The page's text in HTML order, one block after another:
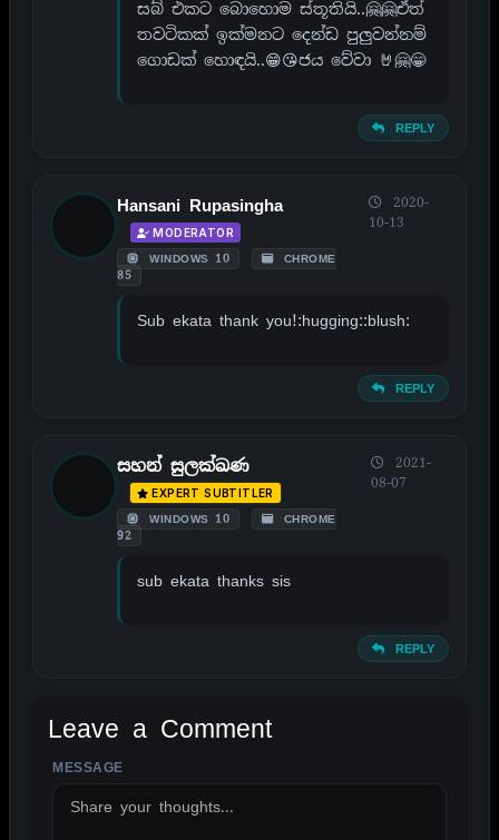
සබ් එකට බොහොම ස්තූතියි..🤗🤗ඒත්
තවටිකක් ඉක්මනට දෙන්ඩ පුලුවන්නම්
ගොඩක් හොඳයි..😁😘ජය වේවා 🤘🤗😁
REPLY
Hansani Rupasingha
MODERATOR
WINDOWS 10
CHROME
85
2020-
10-13
Sub ekata thank you!:hugging::blush:
REPLY
සහන් සුලක්ඛණ
EXPERT SUBTITLER
WINDOWS 10
CHROME
92
2021-
08-07
sub ekata thanks sis
REPLY
Leave a Comment
MESSAGE
ALTERNATIVE: